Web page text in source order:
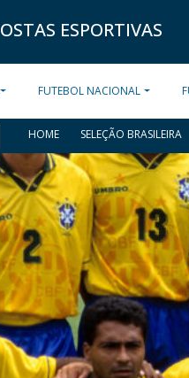
ESPORTIVAS
FUTEBOL NACIONAL
HOME SELEÇÃO BRASILEIRA